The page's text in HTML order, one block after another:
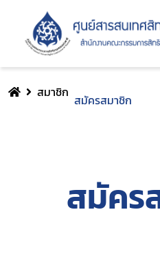
สมาชิก สมัครสมาชิก
สมัคร